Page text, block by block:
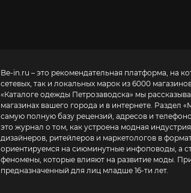
Be-in.ru – это рекомендательная платформа, на
сетевых, так и локальных марок из 6000
«Каталоге одежды Петрозаводска» мы
магазинах вашего города и в интернете. Раздел «
самую полную базу рецензий, адресов и телефонов
это журнал о том, как устроена модная
дизайнеров, ритейлеров и маркетологов в
ориентируемся на сиюминутные инфоповоды, а
феномены, которые влияют на развитие моды.
предназначенный для лиц младше 16-ти лет.